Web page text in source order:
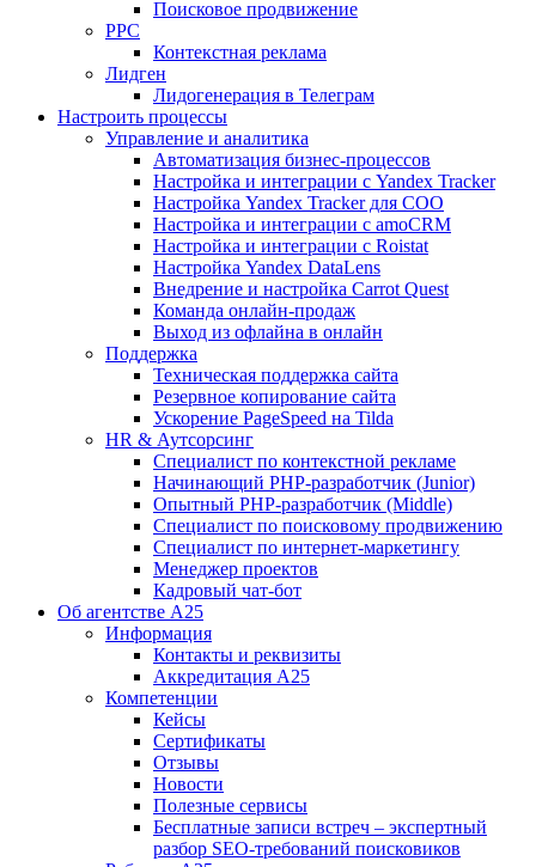
Поисковое продвижение
PPC
Контекстная реклама
Лидген
Лидогенерация в Телеграм
Настроить процессы
Управление и аналитика
Автоматизация бизнес-процессов
Настройка и интеграции с Yandex Tracker
Настройка Yandex Tracker для СОО
Настройка и интеграции с amoCRM
Настройка и интеграции с Roistat
Настройка Yandex DataLens
Внедрение и настройка Carrot Quest
Команда онлайн-продаж
Выход из офлайна в онлайн
Поддержка
Техническая поддержка сайта
Резервное копирование сайта
Ускорение PageSpeed на Tilda
HR & Аутсорсинг
Специалист по контекстной рекламе
Начинающий PHP-разработчик (Junior)
Опытный PHP-разработчик (Middle)
Специалист по поисковому продвижению
Специалист по интернет-маркетингу
Менеджер проектов
Кадровый чат-бот
Об агентстве А25
Информация
Контакты и реквизиты
Аккредитация А25
Компетенции
Кейсы
Сертификаты
Отзывы
Новости
Полезные сервисы
Бесплатные записи встреч – экспертный
разбор SEO-требований поисковиков